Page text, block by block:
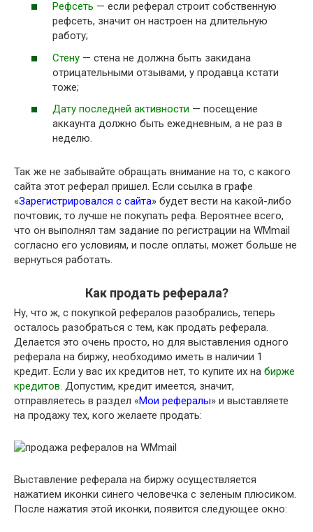
Рефсеть — если реферал строит собственную
рефсеть, значит он настроен на длительную
работу;
Стену — стена не должна быть закидана
отрицательными отзывами, у продавца кстати
тоже;
Дату последней активности — посещение
аккаунта должно быть ежедневным, а не раз в
неделю.
Так же не забывайте обращать внимание на то, с какого
сайта этот реферал пришел. Если ссылка в графе
«Зарегистрировался с сайта» будет вести на какой-либо
почтовик, то лучше не покупать рефа. Вероятнее всего,
что он выполнял там задание по регистрации на WMmail
согласно его условиям, и после оплаты, может больше не
вернуться работать.
Как продать реферала?
Ну, что ж, с покупкой рефералов разобрались, теперь
осталось разобраться с тем, как продать реферала.
Делается это очень просто, но для выставления одного
реферала на биржу, необходимо иметь в наличии 1
кредит. Если у вас их кредитов нет, то купите их на бирже
кредитов. Допустим, кредит имеется, значит,
отправляетесь в раздел «Мои рефералы» и выставляете
на продажу тех, кого желаете продать:
Выставление реферала на биржу осуществляется
нажатием иконки синего человечка с зеленым плюсиком.
После нажатия этой иконки, появится следующее окно: